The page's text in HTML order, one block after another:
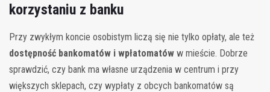
korzystaniu z banku
Przy zwykłym koncie osobistym liczą się nie tylko opłaty, ale też
dostępność bankomatów i wpłatomatów w mieście. Dobrze
sprawdzić, czy bank ma własne urządzenia w centrum i przy
większych sklepach, czy wypłaty z obcych bankomatów są